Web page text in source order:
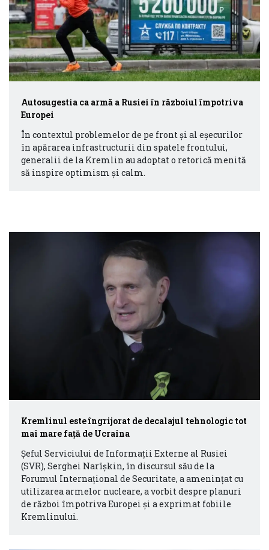
Autosugestia ca armă a Rusiei în războiul împotriva
Europei
În contextul problemelor de pe front și al eșecurilor
în apărarea infrastructurii din spatele frontului,
generalii de la Kremlin au adoptat o retorică menită
să inspire optimism și calm.
Kremlinul este îngrijorat de decalajul tehnologic tot
mai mare față de Ucraina
Șeful Serviciului de Informații Externe al Rusiei
(SVR), Serghei Narîșkin, în discursul său de la
Forumul Internațional de Securitate, a amenințat cu
utilizarea armelor nucleare, a vorbit despre planuri
de război împotriva Europei și a exprimat fobiile
Kremlinului.